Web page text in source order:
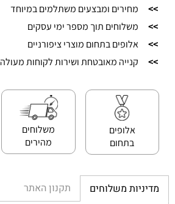
>>
מחירים ומבצעים משתלמים במיוחד
>>
משלוחים תוך מספר ימי עסקים
>>
אלופים בתחום מוצרי ציפורניים
>>
קנייה מאובטחת ושירות לקוחות מעולה
אלופים
בתחום
משלוחים
מהירים
מדיניות משלוחים תקנון האתר